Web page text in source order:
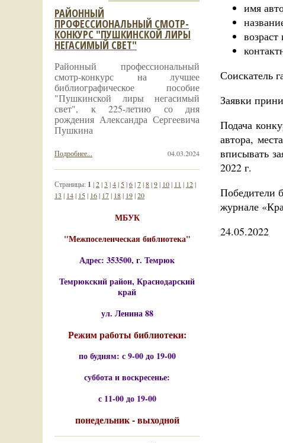
имя
Соискатель
Заявки
Подача
автора,
вписывать
2022 г.
Победители
журнале
24.05.2022
РАЙОННЫЙ
ПРОФЕССИОНАЛЬНЫЙ СМОТР-
КОНКУРС "ПУШКИНСКОЙ ЛИРЫ
НЕГАСИМЫЙ СВЕТ"
Районный профессиональный
смотр-конкурс на лучшее
библиографическое пособие
"Пушкинской лиры негасимый
свет", к 225-летию со дня
рождения Александра Сергеевича
Пушкина
04.03.2024
Подробнее...
Страницы: 1 |2|3 |4| 5|6|7|8|9| 10| 11 | 12|
13 | 14| 15| 16| 17| 18| 19|20
МБУК
"Межпоселенческая библиотека"
Адрес: 353500, г. Темрюк
Темрюкский район, Краснодарский
край
ул. Ленина 88
Режим работы библиотеки:
по будням: с 9-00 до 19-00
суббота и воскресенье:
с 11-00 до 19-00
понедельник - выходной